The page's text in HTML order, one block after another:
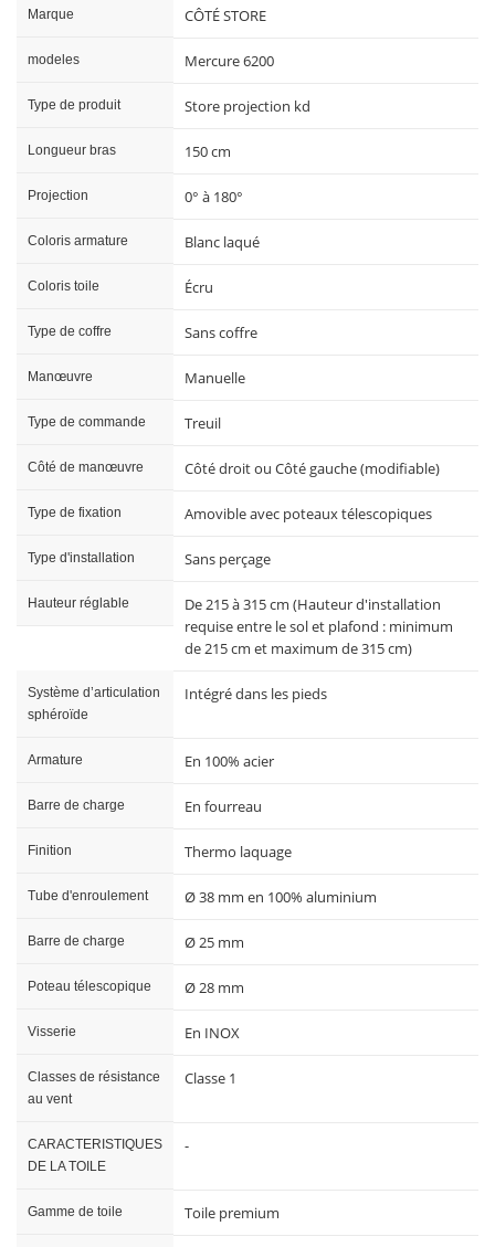
Marque CÔTÉ STORE
modeles Mercure 6200
Type de produit Store projection kd
Longueur bras 150 cm
Projection 0° à 180°
Coloris armature Blanc laqué
Coloris toile Écru
Type de coffre Sans coffre
Manœuvre Manuelle
Type de commande Treuil
Côté de manœuvre Côté droit ou Côté gauche (modifiable)
Type de fixation Amovible avec poteaux télescopiques
Type d'installation Sans perçage
Hauteur réglable
De 215 à 315 cm (Hauteur d'installation
requise entre le sol et plafond : minimum
de 215 cm et maximum de 315 cm)
Système d’articulation
sphéroïde
Intégré dans les pieds
Armature En 100% acier
Barre de charge En fourreau
Finition Thermo laquage
Tube d'enroulement Ø 38 mm en 100% aluminium
Barre de charge Ø 25 mm
Poteau télescopique Ø 28 mm
Visserie En INOX
Classes de résistance
au vent
Classe 1
CARACTERISTIQUES
DE LA TOILE
-
Gamme de toile Toile premium